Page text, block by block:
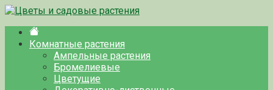
Перейти
контенту
Комнатные растения
Ампельные растения
Бромелиевые
Цветущие